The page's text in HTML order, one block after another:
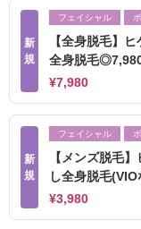
新
規
フェイシャル
【全身脱毛】
全身脱毛
¥7,980
新
規
フェイシャル
【メンズ脱毛
し全身脱毛
¥3,980